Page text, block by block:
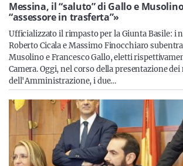
Servizi
Resta sempre aggiornato con le ultime
nostra newsletter
Messina, il “saluto” di Gallo e
“assessore in trasferta”»
Ufficializzato il rimpasto per la Giunta Basile: i
Roberto Cicala e Massimo Finocchiaro
Musolino e Francesco Gallo, eletti
Camera. Oggi, nel corso della presentazione
dell'Amministrazione, i due…